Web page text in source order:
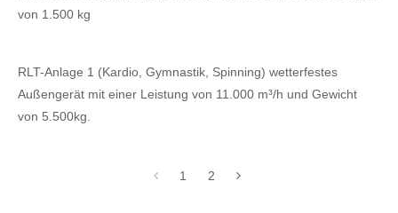
von 1.500 kg
RLT-Anlage 1 (Kardio, Gymnastik, Spinning) wetterfestes
Außengerät mit einer Leistung von 11.000 m³/h und Gewicht
von 5.500kg.
1 2